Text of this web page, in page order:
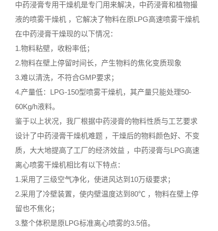
中药浸膏专用干燥机是专门用来解决，中药浸膏和植物撮
液的喷雾干燥机 ，它解决了物料在原LPG高速喷雾干燥机
在中药浸膏干燥现的以下情况：
1.物料粘壁，收粉率低；
2.物料在壁上停留时间长，产生物料的焦化变质现象
3.难以清洗，不符合GMP要求；
4.产量低：LPG-150型喷雾干燥机，其产量只能处理50-
60Kg/h液料。
鉴于以上状况，我厂根据中药浸膏的物料性质与工艺要求
设计了中药浸膏干燥机难题 ，干燥后的物料颜色好、不变
质，大大地提高了工厂的经济效益 ，中药浸膏与LPG高速
离心喷雾干燥机相比有以下特点：
1.采用了三级空气净化，使进风达到10万级要求；
2.采用了冷壁装置，使内壁温度达到80℃ ，物料在壁上停
留也不焦化；
3.整个体积是原LPG标准离心喷雾的3.5倍。